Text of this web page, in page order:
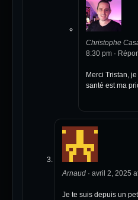
Christophe
8:30 pm ·
Merci Tristan,
santé est ma
Arnaud · avril 2, 2025
Je te suis depuis un